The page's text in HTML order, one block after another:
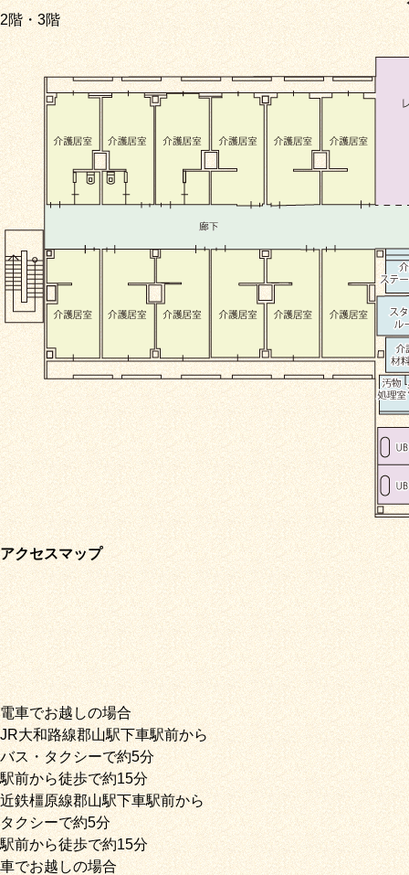
2階・3階
アクセスマップ
電車でお越しの場合
JR大和路線郡山駅下車駅前から
バス・タクシーで約5分
駅前から徒歩で約15分
近鉄橿原線郡山駅下車駅前から
タクシーで約5分
駅前から徒歩で約15分
車でお越しの場合